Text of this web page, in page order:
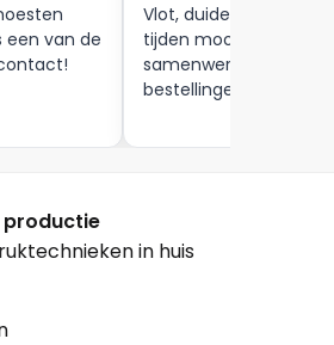
een van de
Vlot, duidelijke
tijden mooie
samenwerking tot
bestellingen , zijn
productie
in huis